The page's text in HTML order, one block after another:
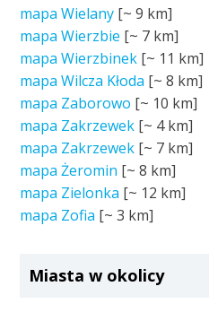
mapa Wielany [~9 km]
mapa Wierzbie [~ 7 km]
mapa Wierzbinek [~ 11 km]
mapa Wilcza Kłoda [~8 km]
mapa Zaborowo [~ 10 km]
mapa Zakrzewek [~ 4 km]
mapa Zakrzewek [~ 7 km]
mapa Żeromin [~8 km]
mapa Zielonka [~ 12 km]
mapa Zofia [~3 km]
Miasta w okolicy